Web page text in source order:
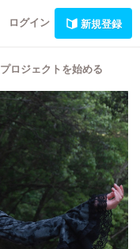
ログイン 新規登録
プロジェクトを始める